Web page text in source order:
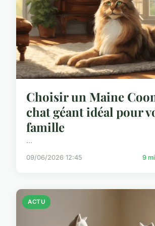
Choisir un Maine
chat géant idéal pour
famille
...
09/06/2026 12:45 9
ACTU